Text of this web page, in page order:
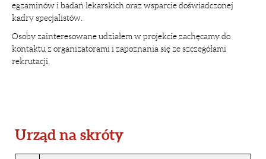
egzaminów i badań lekarskich oraz wsparcie doświadczonej
kadry specjalistów.
Osoby zainteresowane udziałem w projekcie zachęcamy do
kontaktu z organizatorami i zapoznania się ze szczegółami
rekrutacji.
Urząd na skróty